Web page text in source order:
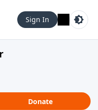
Sign In
Donate